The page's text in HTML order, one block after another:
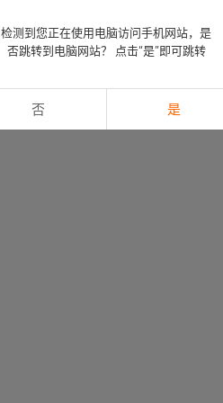
检测到您正在使用电脑访问手机网站，是
否跳转到电脑网站？ 点击“是”即可跳转
否 是